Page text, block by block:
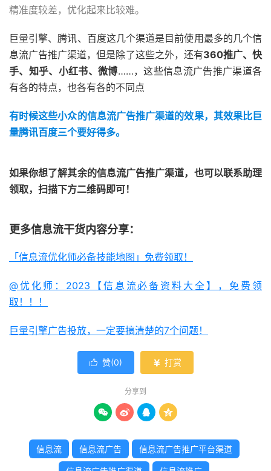
精准度较差，优化起来比较难。
巨量引擎、腾讯、百度这几个渠道是目前使用最多的几个信
息流广告推广渠道，但是除了这些之外，还有360推广、快
手、知乎、小红书、微博……，这些信息流广告推广渠道各
有各的特点，也各有各的不同点
有时候这些小众的信息流广告推广渠道的效果，其效果比巨
量腾讯百度三个要好得多。
如果你想了解其余的信息流广告推广渠道，也可以联系助理
领取，扫描下方二维码即可！
更多信息流干货内容分享：
「信息流优化师必备技能地图」免费领取！
@优化师：2023【信息流必备资料大全】，免费领
取！！！
巨量引擎广告投放，一定要搞清楚的7个问题！
 赞(0)  打赏
分享到
   
信息流 信息流广告 信息流广告推广平台渠道